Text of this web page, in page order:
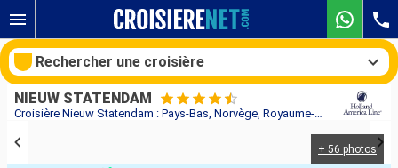
Croisière Nieuw Statendam : Pays-Bas, Norvège, Royaume-Uni au départ de Rotterdam
NIEUW STATENDAM
+ 56 photos
Rechercher une croisière